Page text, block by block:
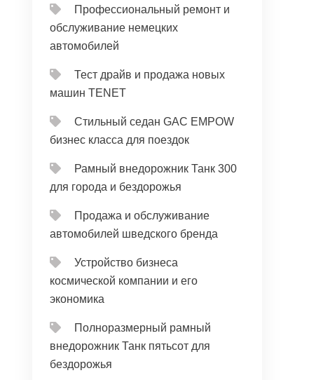
Профессиональный ремонт и
обслуживание немецких
автомобилей
Тест драйв и продажа новых
машин TENET
Стильный седан GAC EMPOW
бизнес класса для поездок
Рамный внедорожник Танк 300
для города и бездорожья
Продажа и обслуживание
автомобилей шведского бренда
Устройство бизнеса
космической компании и его
экономика
Полноразмерный рамный
внедорожник Танк пятьсот для
бездорожья